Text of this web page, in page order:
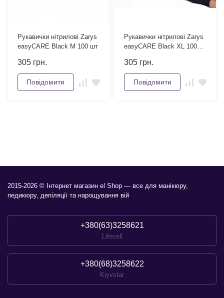
Рукавички нітрилові Zarys
easyCARE Black M 100 шт
305 грн.
Повідомити
Рукавички нітрилові Zarys
easyCARE Black XL 100
305 грн.
Повідомити
2015-2026 © Інтернет магазин el Shop — все для манікюру,
педикюру, депіляції та нарощування вій
+380(63)3258621
Lifecell
+380(68)3258622
Kiyvstar